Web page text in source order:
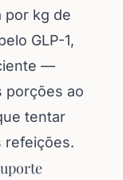
por kg de
GLP-1,
—
porções ao
tentar
refeições.